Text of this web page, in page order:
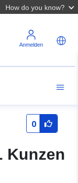
How do you know?
Anmelden
0
Kunzen